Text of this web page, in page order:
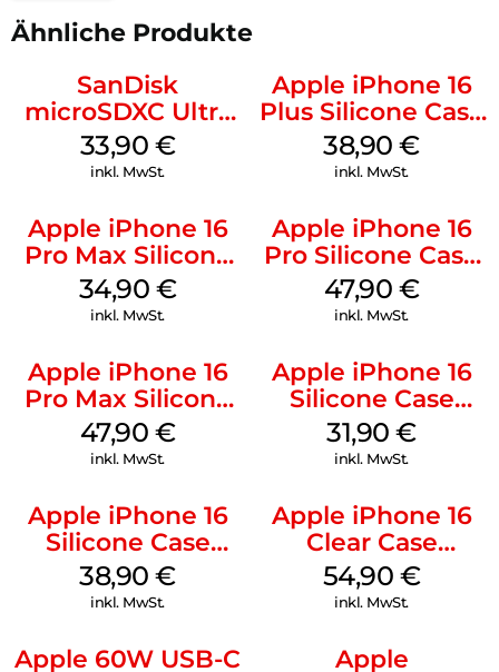
Ähnliche Produkte
SanDisk
microSDXC Ultra
128 GB + Adapter
Mobile
33,90 €
inkl. MwSt.
Apple iPhone 16
Plus Silicone Case
MagSafe Denim
38,90€
inkl. MwSt.
Apple iPhone 16
Pro Max Silicone
Case MagSafe
Denim
34,90 €
inkl. MwSt.
Apple iPhone 16
Pro Silicone Case
MagSafe Denim
47,90 €
inkl. MwSt.
Apple iPhone 16
Pro Max Silicone
Case MagSafe
Black
47,90 €
inkl. MwSt.
Apple iPhone 16
Silicone Case
MagSafe Fuchsia
31,90€
inkl. MwSt.
Apple iPhone 16
Silicone Case
MagSafe
Ultramarine
38,90€
inkl. MwSt.
Apple iPhone 16
Clear Case
MagSafe
Transparent
54,90 €
inkl. MwSt.
Apple 60W USB-C
Apple